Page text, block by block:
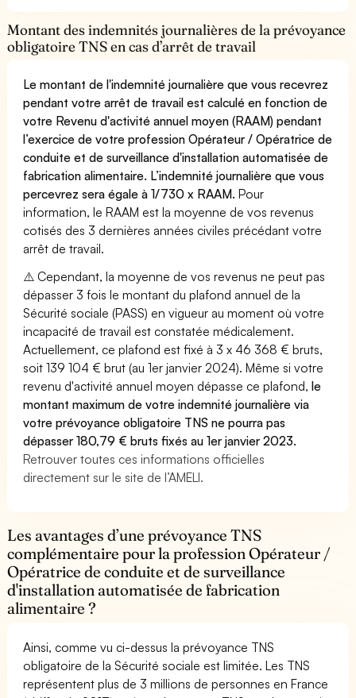
Montant des indemnités journalières de la prévoyance
obligatoire TNS en cas d’arrêt de travail
Le montant de l'indemnité journalière que vous recevrez
pendant votre arrêt de travail est calculé en fonction de
votre Revenu d'activité annuel moyen (RAAM) pendant
l’exercice de votre profession Opérateur / Opératrice de
conduite et de surveillance d'installation automatisée de
fabrication alimentaire. L’indemnité journalière que vous
percevrez sera égale à 1/730 x RAAM. Pour
information, le RAAM est la moyenne de vos revenus
cotisés des 3 dernières années civiles précédant votre
arrêt de travail.
⚠️ Cependant, la moyenne de vos revenus ne peut pas
dépasser 3 fois le montant du plafond annuel de la
Sécurité sociale (PASS) en vigueur au moment où votre
incapacité de travail est constatée médicalement.
Actuellement, ce plafond est fixé à 3 x 46 368 € bruts,
soit 139 104 € brut (au 1er janvier 2024). Même si votre
revenu d'activité annuel moyen dépasse ce plafond,le
montant maximum de votre indemnité journalière via
votre prévoyance obligatoire TNS ne pourra pas
dépasser 180,79 € bruts fixés au 1er janvier 2023.
Retrouver toutes ces informations officielles
directement sur le site de l’AMELI.
Les avantages d’une prévoyance TNS
complémentaire pour la profession Opérateur /
Opératrice de conduite et de surveillance
d'installation automatisée de fabrication
alimentaire ?
Ainsi, comme vu ci-dessus la prévoyance TNS
obligatoire de la Sécurité sociale est limitée. Les TNS
représentent plus de 3 millions de personnes en France